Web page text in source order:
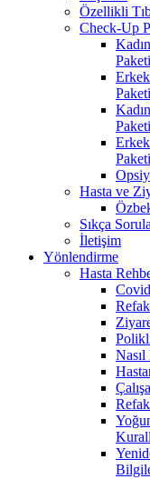
Özellikli
Check-Up
Paketi
Paketi
Paketi
Paketi
Hasta ve
Sıkça
İletişim
Yönlendirme
Hasta
Nasıl